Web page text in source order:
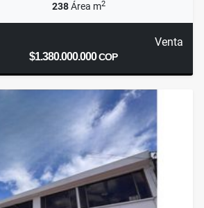
238Área m2
Venta
$1.380.000.000COP